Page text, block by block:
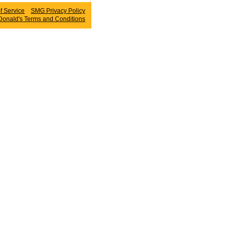
SMG Privacy Policy
Service
Terms and Conditions